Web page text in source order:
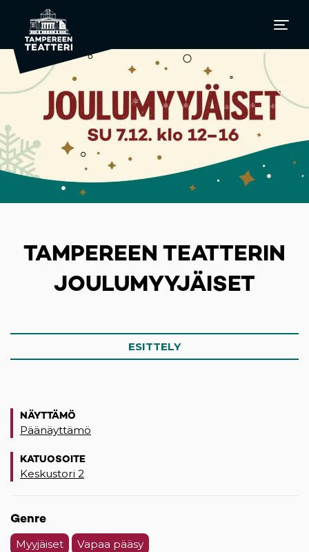
TAMPEREEN TEATTERIN
JOULUMYYJÄISET
ESITTELY
NÄYTTÄMÖ
Päänäyttämö
KATUOSOITE
Keskustori 2
Genre
Myyjäiset Vapaa pääsy